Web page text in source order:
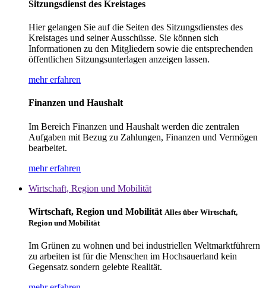
Sitzungsdienst des Kreistages
Hier gelangen Sie auf die Seiten des Sitzungsdienstes des
Kreistages und seiner Ausschüsse. Sie können sich
Informationen zu den Mitgliedern sowie die entsprechenden
öffentlichen Sitzungsunterlagen anzeigen lassen.
mehr erfahren
Finanzen und Haushalt
Im Bereich Finanzen und Haushalt werden die zentralen
Aufgaben mit Bezug zu Zahlungen, Finanzen und Vermögen
bearbeitet.
mehr erfahren
Wirtschaft, Region und Mobilität
Wirtschaft, Region und Mobilität Alles über Wirtschaft,
Region und Mobilität
Im Grünen zu wohnen und bei industriellen Weltmarktführern
zu arbeiten ist für die Menschen im Hochsauerland kein
Gegensatz sondern gelebte Realität.